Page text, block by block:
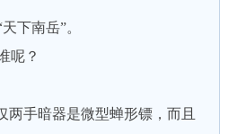
下南岳”。
呢？
手暗器是微型蝉形镖，而且